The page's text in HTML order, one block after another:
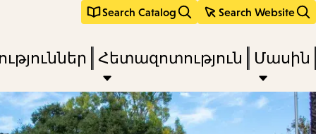
Search Catalog Search Website
Հետազոտություն Մասին